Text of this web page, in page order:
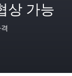
상 가능